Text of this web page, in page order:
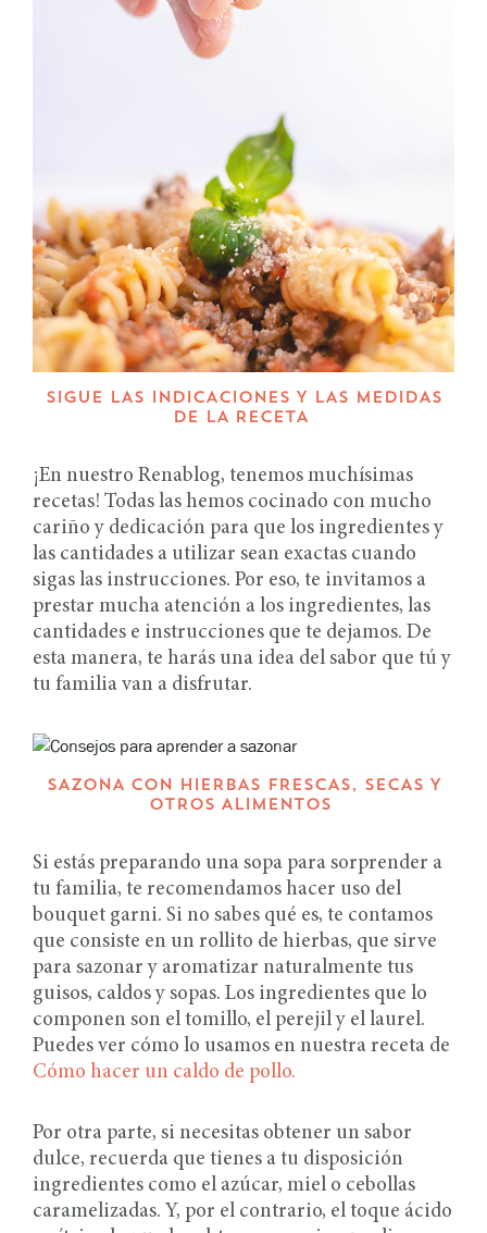
SIGUE LAS INDICACIONES Y LAS MEDIDAS
DE LA RECETA
¡En nuestro Renablog, tenemos muchísimas
recetas! Todas las hemos cocinado con mucho
cariño y dedicación para que los ingredientes y
las cantidades a utilizar sean exactas cuando
sigas las instrucciones. Por eso, te invitamos a
prestar mucha atención a los ingredientes, las
cantidades e instrucciones que te dejamos. De
esta manera, te harás una idea del sabor que tú y
tu familia van a disfrutar.
SAZONA CON HIERBAS FRESCAS, SECAS Y
OTROS ALIMENTOS
Si estás preparando una sopa para sorprender a
tu familia, te recomendamos hacer uso del
bouquet garni. Si no sabes qué es, te contamos
que consiste en un rollito de hierbas, que sirve
para sazonar y aromatizar naturalmente tus
guisos, caldos y sopas. Los ingredientes que lo
componen son el tomillo, el perejil y el laurel.
Puedes ver cómo lo usamos en nuestra receta de
Cómo hacer un caldo de pollo.
Por otra parte, si necesitas obtener un sabor
dulce, recuerda que tienes a tu disposición
ingredientes como el azúcar, miel o cebollas
caramelizadas. Y, por el contrario, el toque ácido